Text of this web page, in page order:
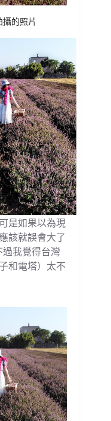
攝的照片
是如果以為現
該就誤會大了
我覺得台灣
和電塔）太不